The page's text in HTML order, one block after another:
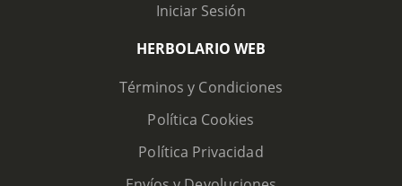
Iniciar Sesión
HERBOLARIO WEB
Términos y Condiciones
Política Cookies
Política Privacidad